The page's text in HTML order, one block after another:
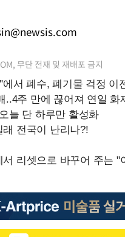
무단 전재 및 재배포 금지